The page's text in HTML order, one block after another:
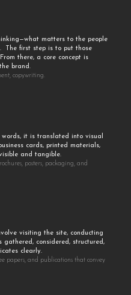
matters to the people
The first step is to put those
there, a core concept is
brand.
copywriting.
it is translated into visual
cards, printed materials,
and tangible.
posters, packaging, and
visiting the site, conducting
considered, structured,
clearly.
papers, and publications that convey